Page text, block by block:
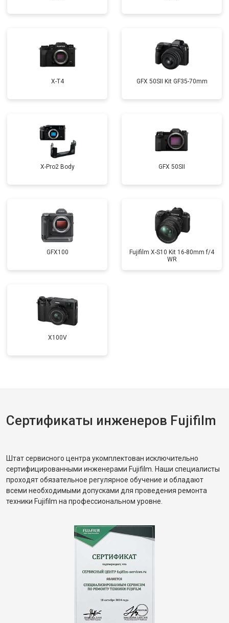
X-T4 GFX 50SII Kit GF35-70mm
X-Pro2 Body GFX 50SII
GFX100
Fujifilm X-S10 Kit 16-80mm f/4
WR
X100V
Сертификаты инженеров Fujifilm
Штат сервисного центра укомплектован исключительно
сертифицированными инженерами Fujifilm. Наши специалисты
проходят обязательное регулярное обучение и обладают
всеми необходимыми допусками для проведения ремонта
техники Fujifilm на профессиональном уровне.